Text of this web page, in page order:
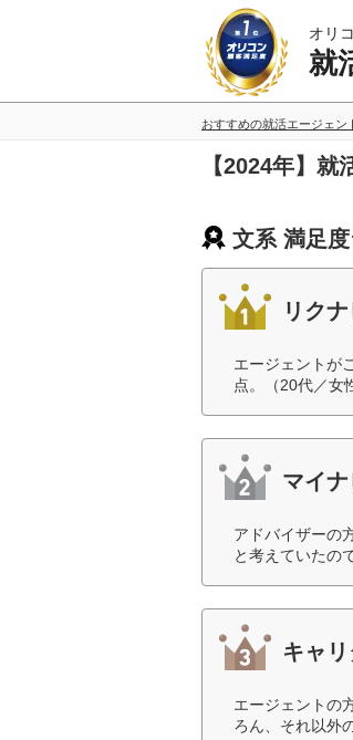
オリ
就
おすすめの就活エージェン
【2024年】
文系 満足
リク
エージェントが
点。（20代／女
マイ
アドバイザーの
と考えていたの
キャ
エージェントの
ろん、それ以外